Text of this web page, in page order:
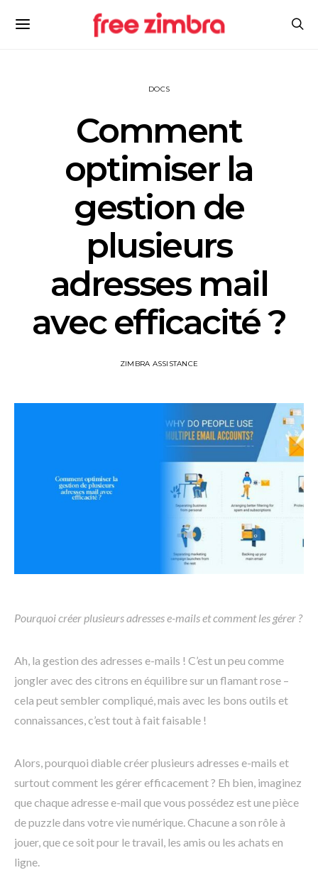
DOCS
Comment
optimiser la
gestion de
plusieurs
adresses mail
avec efficacité ?
ZIMBRA ASSISTANCE
Pourquoi créer plusieurs adresses e-mails et comment les gérer ?
Ah, la gestion des adresses e-mails ! C’est un peu comme
jongler avec des citrons en équilibre sur un flamant rose –
cela peut sembler compliqué, mais avec les bons outils et
connaissances, c’est tout à fait faisable !
Alors, pourquoi diable créer plusieurs adresses e-mails et
surtout comment les gérer efficacement ? Eh bien, imaginez
que chaque adresse e-mail que vous possédez est une pièce
de puzzle dans votre vie numérique. Chacune a son rôle à
jouer, que ce soit pour le travail, les amis ou les achats en
ligne.